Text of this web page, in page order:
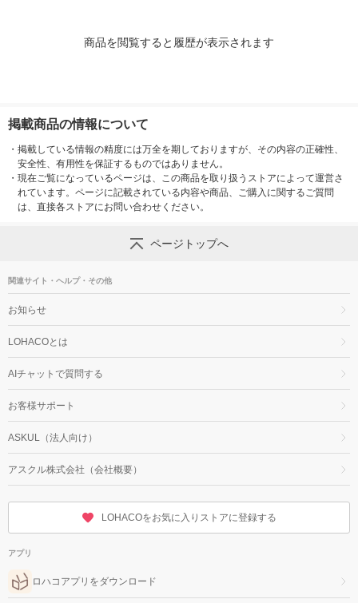
商品を閲覧すると履歴が表示されます
掲載商品の情報について
・ 掲載している情報の精度には万全を期しておりますが、その内容の正確性、
安全性、有用性を保証するものではありません。
・ 現在ご覧になっているページは、この商品を取り扱うストアによって運営さ
れています。ページに記載されている内容や商品、ご購入に関するご質問
は、直接各ストアにお問い合わせください。
ページトップへ
関連サイト・ヘルプ・その他
お知らせ
LOHACOとは
AIチャットで質問する
お客様サポート
ASKUL（法人向け）
アスクル株式会社（会社概要）
LOHACOをお気に入りストアに登録する
アプリ
ロハコアプリをダウンロード